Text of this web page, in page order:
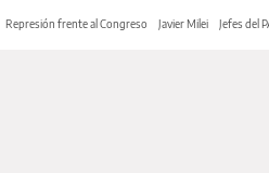
Represión frente al Congreso Javier Milei Jefes del